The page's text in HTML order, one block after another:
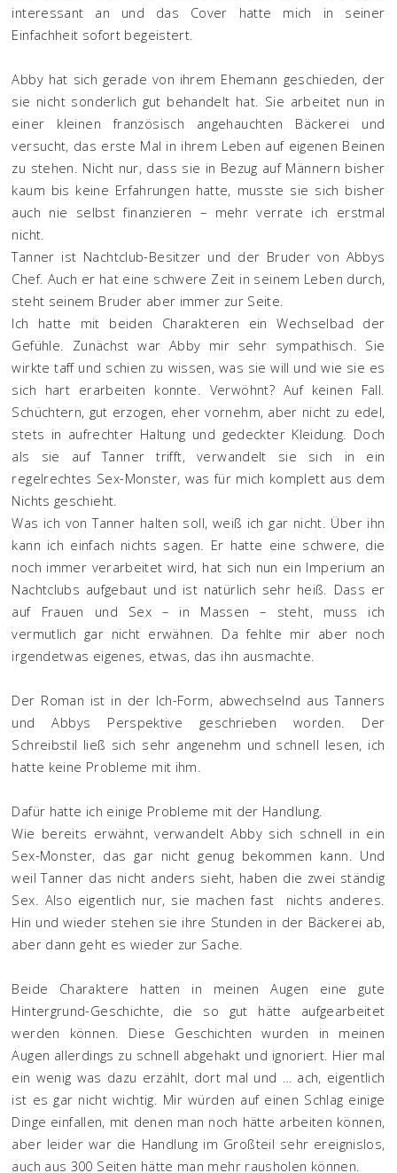
interessant an und das Cover hatte mich in seiner
Einfachheit sofort begeistert.
Abby hat sich gerade von ihrem Ehemann geschieden, der
sie nicht sonderlich gut behandelt hat. Sie arbeitet nun in
einer kleinen französisch angehauchten Bäckerei und
versucht, das erste Mal in ihrem Leben auf eigenen Beinen
zu stehen. Nicht nur, dass sie in Bezug auf Männern bisher
kaum bis keine Erfahrungen hatte, musste sie sich bisher
auch nie selbst finanzieren – mehr verrate ich erstmal
nicht.
Tanner ist Nachtclub-Besitzer und der Bruder von Abbys
Chef. Auch er hat eine schwere Zeit in seinem Leben durch,
steht seinem Bruder aber immer zur Seite.
Ich hatte mit beiden Charakteren ein Wechselbad der
Gefühle. Zunächst war Abby mir sehr sympathisch. Sie
wirkte taff und schien zu wissen, was sie will und wie sie es
sich hart erarbeiten konnte. Verwöhnt? Auf keinen Fall.
Schüchtern, gut erzogen, eher vornehm, aber nicht zu edel,
stets in aufrechter Haltung und gedeckter Kleidung. Doch
als sie auf Tanner trifft, verwandelt sie sich in ein
regelrechtes Sex-Monster, was für mich komplett aus dem
Nichts geschieht.
Was ich von Tanner halten soll, weiß ich gar nicht. Über ihn
kann ich einfach nichts sagen. Er hatte eine schwere, die
noch immer verarbeitet wird, hat sich nun ein Imperium an
Nachtclubs aufgebaut und ist natürlich sehr heiß. Dass er
auf Frauen und Sex – in Massen – steht, muss ich
vermutlich gar nicht erwähnen. Da fehlte mir aber noch
irgendetwas eigenes, etwas, das ihn ausmachte.
Der Roman ist in der Ich-Form, abwechselnd aus Tanners
und Abbys Perspektive geschrieben worden. Der
Schreibstil ließ sich sehr angenehm und schnell lesen, ich
hatte keine Probleme mit ihm.
Dafür hatte ich einige Probleme mit der Handlung.
Wie bereits erwähnt, verwandelt Abby sich schnell in ein
Sex-Monster, das gar nicht genug bekommen kann. Und
weil Tanner das nicht anders sieht, haben die zwei ständig
Sex. Also eigentlich nur, sie machen fast nichts anderes.
Hin und wieder stehen sie ihre Stunden in der Bäckerei ab,
aber dann geht es wieder zur Sache.
Beide Charaktere hatten in meinen Augen eine gute
Hintergrund-Geschichte, die so gut hätte aufgearbeitet
werden können. Diese Geschichten wurden in meinen
Augen allerdings zu schnell abgehakt und ignoriert. Hier mal
ein wenig was dazu erzählt, dort mal und … ach, eigentlich
ist es gar nicht wichtig. Mir würden auf einen Schlag einige
Dinge einfallen, mit denen man noch hätte arbeiten können,
aber leider war die Handlung im Großteil sehr ereignislos,
auch aus 300 Seiten hätte man mehr rausholen können.